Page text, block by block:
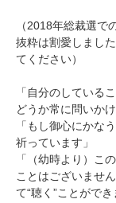
（2018年総裁選で
抜粋は割愛しまし
てください）
「自分のしている
どうか常に問いか
「もし御心にかな
祈っています」
「（幼時より）こ
ことはございませ
て“聴く”ことができ